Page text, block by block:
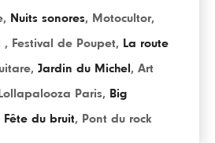
, Nuits sonores, Motocultor,
, Festival de Poupet, La route
, Jardin du Michel , Art
Lollapalooza Paris, Big
Fête du bruit, Pont du rock